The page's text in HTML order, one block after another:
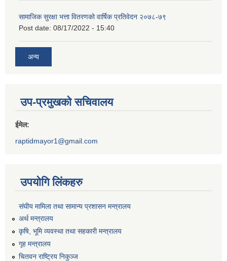
सामाजिक सुरक्षा भत्ता वितरणको वार्षिक प्रतिवेदन २०७८-७९
Post date: 08/17/2022 - 15:40
अन्य
उप-प्रमुखको सचिवालय
ईमेल:
raptidmayor1@gmail.com
उपयोगि लिंकहरु
संघीय मामिला तथा सामान्य प्रशासन मन्त्रालय
अर्थ मन्त्रालय
कृषि, भूमि व्यवस्था तथा सहकारी मन्त्रालय
गृह मन्त्रालय
चितवन राष्ट्रिय निकुञ्ज